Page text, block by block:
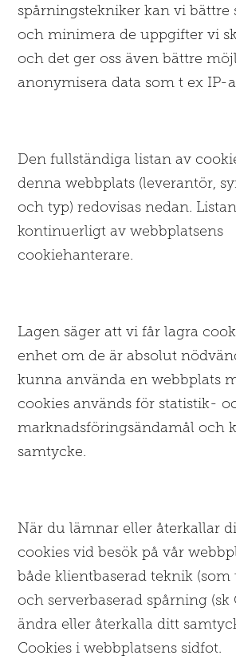
spårningstekniker kan vi bättre
och minimera de uppgifter vi
och det ger oss även bättre
anonymisera data som t ex IP-
Den fullständiga listan av
denna webbplats (leverantör,
och typ) redovisas nedan.
kontinuerligt av webbplatsens
cookiehanterare.
Lagen säger att vi får lagra
enhet om de är absolut
kunna använda en webbplats
cookies används för statistik-
marknadsföringsändamål och
samtycke.
När du lämnar eller återkallar
cookies vid besök på vår
både klientbaserad teknik (som
och serverbaserad spårning (sk
ändra eller återkalla ditt
Cookies i webbplatsens sidfot.